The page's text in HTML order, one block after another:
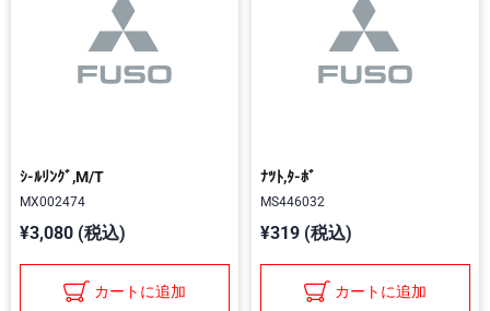
ｼ-ﾙﾘﾝｸﾞ,M/T
MX002474
¥3,080 (税込)
カートに追加
ﾅﾂﾄ,ﾀ-ﾎﾞ
MS446032
¥319 (税込)
カートに追加